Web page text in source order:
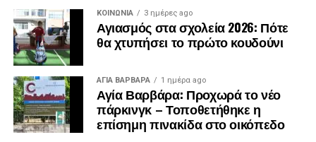
ΚΟΙΝΩΝΊΑ 3 ημέρες ago
Αγιασμός στα σχολεία 2026: Πότε
θα χτυπήσει το πρώτο κουδούνι
ΑΓΙΑ ΒΑΡΒΑΡΑ 1 ημέρα ago
Αγία Βαρβάρα: Προχωρά το νέο
πάρκινγκ – Τοποθετήθηκε η
επίσημη πινακίδα στο οικόπεδο